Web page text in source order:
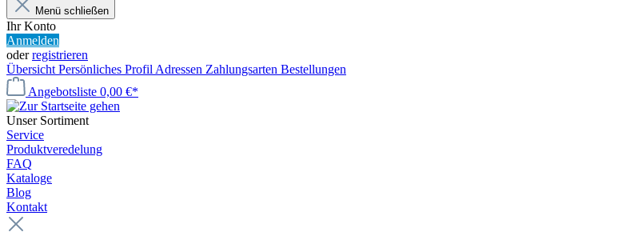
Menü schließen
Ihr Konto
Anmelden
oderregistrieren
Übersicht Persönliches Profil Adressen Zahlungsarten Bestellungen
Angebotsliste 0,00 €*
Unser Sortiment
Service
Produktveredelung
FAQ
Kataloge
Blog
Kontakt